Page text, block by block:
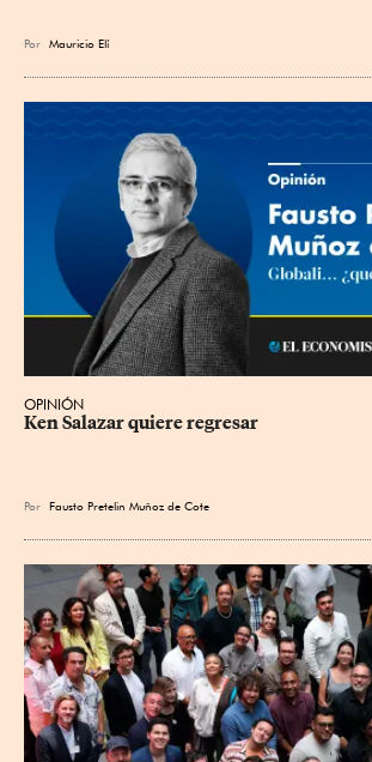
Por Mauricio Elí
OPINIÓN
Ken Salazar quiere regresar
Por Fausto Pretelin Muñoz de Cote